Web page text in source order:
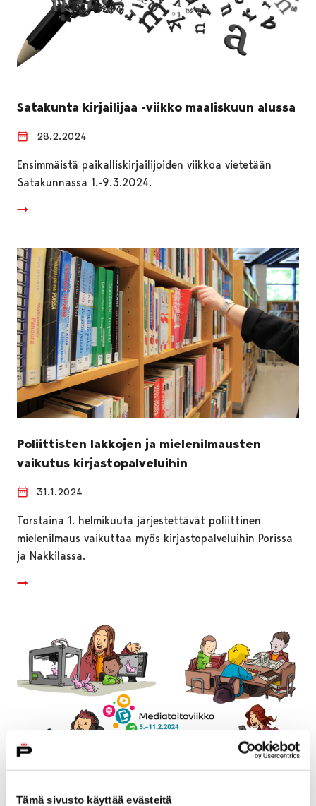
Tämä sivusto käyttää evästeitä
Satakunta kirjailijaa -viikko maaliskuun alussa
28.2.2024
Ensimmäistä paikalliskirjailijoiden viikkoa vietetään
Satakunnassa 1.-9.3.2024.
Poliittisten lakkojen ja mielenilmausten
vaikutus kirjastopalveluihin
31.1.2024
Torstaina 1. helmikuuta järjestettävät poliittinen
mielenilmaus vaikuttaa myös kirjastopalveluihin Porissa
ja Nakkilassa.